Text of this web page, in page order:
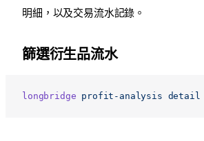
明細，以及交易流水記錄。
篩選衍生品流水
longbridge profit-analysis detail